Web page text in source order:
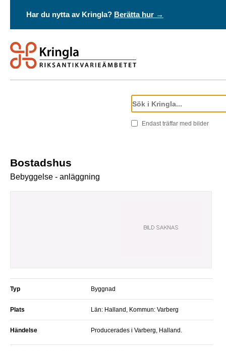
Har du nytta av Kringla? Berätta hur →
Endast träffar med bilder
Bostadshus
Bebyggelse - anläggning
Typ Byggnad
Plats Län: Halland, Kommun: Varberg
Händelse Producerades i Varberg, Halland.